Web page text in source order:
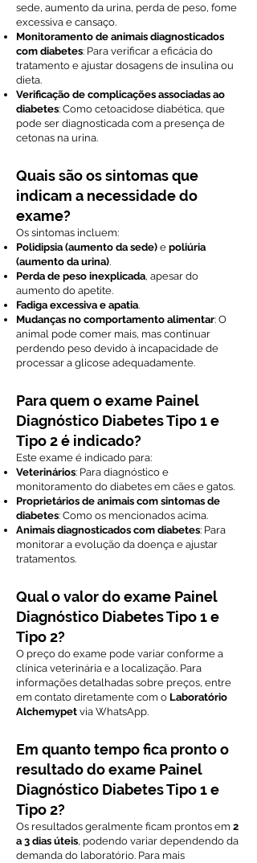
sede, aumento da urina, perda de peso, fome
excessiva e cansaço.
Monitoramento de animais diagnosticados
com diabetes: Para verificar a eficácia do
tratamento e ajustar dosagens de insulina ou
dieta.
Verificação de complicações associadas ao
diabetes: Como cetoacidose diabética, que
pode ser diagnosticada com a presença de
cetonas na urina.
Quais são os sintomas que
indicam a necessidade do
exame?
Os sintomas incluem:
Polidipsia (aumento da sede) e poliúria
(aumento da urina).
Perda de peso inexplicada, apesar do
aumento do apetite.
Fadiga excessiva e apatia.
Mudanças no comportamento alimentar: O
animal pode comer mais, mas continuar
perdendo peso devido à incapacidade de
processar a glicose adequadamente.
Para quem o exame Painel
Diagnóstico Diabetes Tipo 1 e
Tipo 2 é indicado?
Este exame é indicado para:
Veterinários: Para diagnóstico e
monitoramento do diabetes em cães e gatos.
Proprietários de animais com sintomas de
diabetes: Como os mencionados acima.
Animais diagnosticados com diabetes: Para
monitorar a evolução da doença e ajustar
tratamentos.
Qual o valor do exame Painel
Diagnóstico Diabetes Tipo 1 e
Tipo 2?
O preço do exame pode variar conforme a
clínica veterinária e a localização. Para
informações detalhadas sobre preços, entre
em contato diretamente com o Laboratório
Alchemypet via WhatsApp.
Em quanto tempo fica pronto o
resultado do exame Painel
Diagnóstico Diabetes Tipo 1 e
Tipo 2?
Os resultados geralmente ficam prontos em 2
a 3 dias úteis, podendo variar dependendo da
demanda do laboratório. Para mais